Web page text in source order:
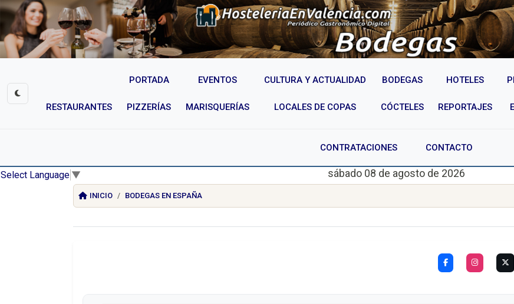
PORTADA EVENTOS CULTURA Y ACTUALIDAD BODEGAS HOTELES
RESTAURANTES PIZZERÍAS MARISQUERÍAS LOCALES DE COPAS CÓCTELES REPORTAJES
CONTRATACIONES CONTACTO
Select Language ▼ sábado 08 de agosto de 2026
INICIO BODEGAS EN ESPAÑA